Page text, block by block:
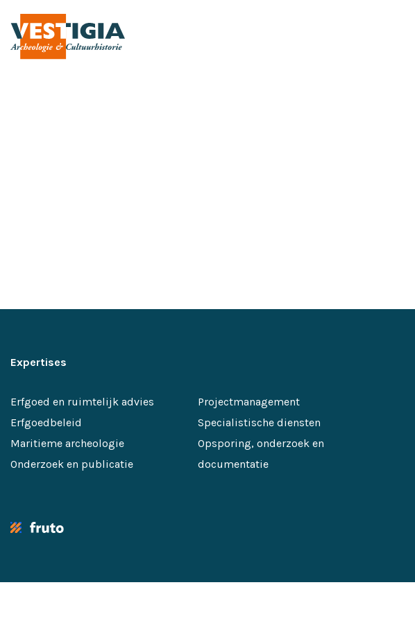
Expertises
Erfgoed en ruimtelijk advies
Erfgoedbeleid
Maritieme archeologie
Onderzoek en publicatie
Projectmanagement
Specialistische diensten
Opsporing, onderzoek en
documentatie